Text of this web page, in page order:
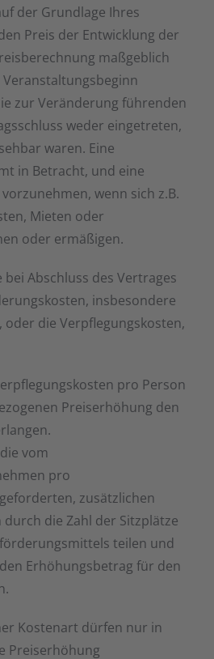
der Grundlage Ihres
Preis der Entwicklung der
maßgeblich
Veranstaltungsbeginn
zur Veränderung führenden
weder eingetreten,
waren. Eine
in Betracht, und eine
wenn sich z.B.
Mieten oder
oder ermäßigen.
bei Abschluss des Vertrages
insbesondere
die Verpflegungskosten,
pro Person
Preiserhöhung den
vom
pro
zusätzlichen
die Zahl der Sitzplätze
teilen und
Erhöhungsbetrag für den
Kostenart dürfen nur in
Preiserhöhung